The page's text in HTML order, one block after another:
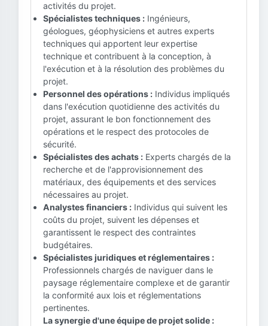
activités du projet.
Spécialistes techniques : Ingénieurs,
géologues, géophysiciens et autres experts
techniques qui apportent leur expertise
technique et contribuent à la conception, à
l'exécution et à la résolution des problèmes du
projet.
Personnel des opérations : Individus impliqués
dans l'exécution quotidienne des activités du
projet, assurant le bon fonctionnement des
opérations et le respect des protocoles de
sécurité.
Spécialistes des achats : Experts chargés de la
recherche et de l'approvisionnement des
matériaux, des équipements et des services
nécessaires au projet.
Analystes financiers : Individus qui suivent les
coûts du projet, suivent les dépenses et
garantissent le respect des contraintes
budgétaires.
Spécialistes juridiques et réglementaires :
Professionnels chargés de naviguer dans le
paysage réglementaire complexe et de garantir
la conformité aux lois et réglementations
pertinentes.
La synergie d'une équipe de projet solide :